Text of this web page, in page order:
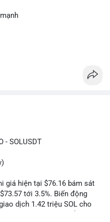
vẫn đủ sức tạo biến động
tập trung.
động theo cảm xúc, ưu
- SOLUSDT
giá hiện tại $76.16 bám sát
tới 3.5%. Biến động
dịch 1.42 triệu SOL cho